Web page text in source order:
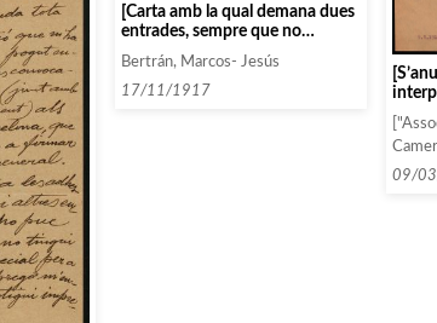
[Carta amb la qual demana dues
entrades, sempre que no
consta com a soci en els llistats
de les temporades 17-18 i 18-
Bertrán, Marcos- Jesús
17/11/1917
Palau]
09/